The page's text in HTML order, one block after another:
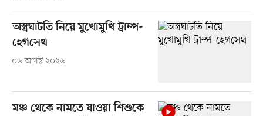
অস্ত্রঘাটতি নিয়ে মুখোমুখি ট্রাম্প-
হেগসেথ
০৬ আগস্ট ২০২৬
মঞ্চ থেকে নামতে যাওয়া শিশুকে